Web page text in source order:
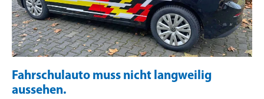
Fahrschulauto muss nicht langweilig
aussehen.